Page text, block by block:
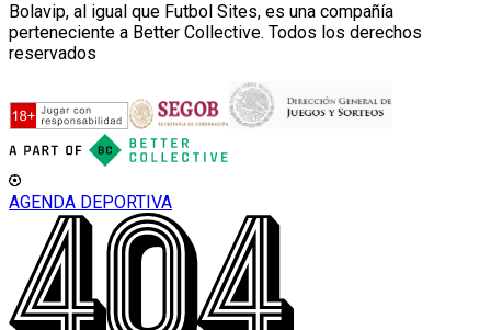
Bolavip, al igual que Futbol Sites, es una compañía
perteneciente a Better Collective. Todos los derechos
reservados
AGENDA DEPORTIVA